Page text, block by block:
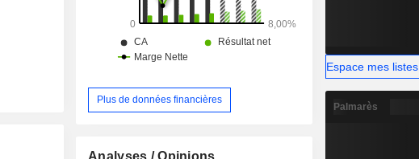
Plus de données financières
Analyses / Opinions
Espace mes listes
Palmarès